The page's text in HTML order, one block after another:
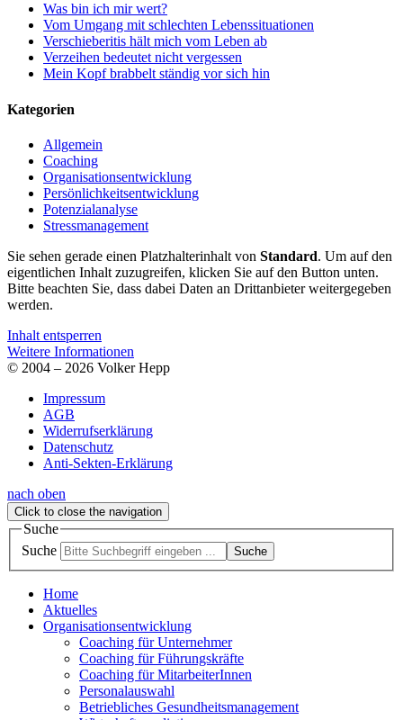
Was bin ich mir wert?
Vom Umgang mit schlechten Lebenssituationen
Verschieberitis hält mich vom Leben ab
Verzeihen bedeutet nicht vergessen
Mein Kopf brabbelt ständig vor sich hin
Kategorien
Allgemein
Coaching
Organisationsentwicklung
Persönlichkeitsentwicklung
Potenzialanalyse
Stressmanagement
Sie sehen gerade einen Platzhalterinhalt von Standard. Um auf den
eigentlichen Inhalt zuzugreifen, klicken Sie auf den Button unten.
Bitte beachten Sie, dass dabei Daten an Drittanbieter weitergegeben
werden.
Inhalt entsperren
Weitere Informationen
© 2004 – 2026 Volker Hepp
Impressum
AGB
Widerrufserklärung
Datenschutz
Anti-Sekten-Erklärung
nach oben
Click to close the navigation
Suche
Suche
Suche
Home
Aktuelles
Organisationsentwicklung
Coaching für Unternehmer
Coaching für Führungskräfte
Coaching für MitarbeiterInnen
Personalauswahl
Betriebliches Gesundheitsmanagement